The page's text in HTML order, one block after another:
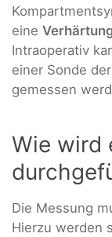
eine
Intraoperativ
einer Sonde
gemessen
Wie wird
Die Messung
Hierzu werden